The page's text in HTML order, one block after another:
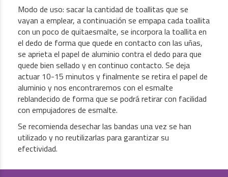
Modo de uso: sacar la cantidad de toallitas que se
vayan a emplear, a continuación se empapa cada toallita
con un poco de quitaesmalte, se incorpora la toallita en
el dedo de forma que quede en contacto con las uñas,
se aprieta el papel de aluminio contra el dedo para que
quede bien sellado y en continuo contacto. Se deja
actuar 10-15 minutos y finalmente se retira el papel de
aluminio y nos encontraremos con el esmalte
reblandecido de forma que se podrá retirar con facilidad
con empujadores de esmalte.
Se recomienda desechar las bandas una vez se han
utilizado y no reutilizarlas para garantizar su
efectividad.